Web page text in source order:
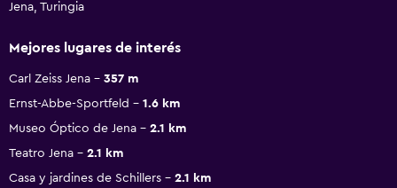
Jena, Turingia
Mejores lugares de interés
Carl Zeiss Jena
357 m
Ernst-Abbe-Sportfeld
1.6 km
Museo Óptico de Jena
2.1 km
Teatro Jena
2.1 km
Casa y jardines de Schillers
2.1 km